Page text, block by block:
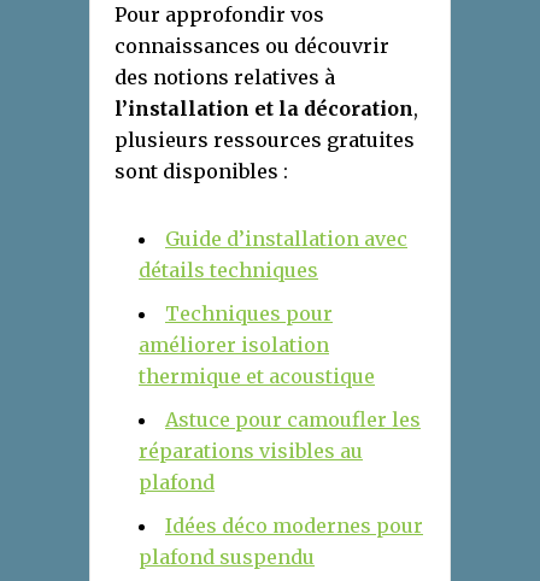
Pour approfondir vos
connaissances ou découvrir
des notions relatives à
l’installation et la décoration,
plusieurs ressources gratuites
sont disponibles :
Guide d’installation avec
détails techniques
Techniques pour
améliorer isolation
thermique et acoustique
Astuce pour camoufler les
réparations visibles au
plafond
Idées déco modernes pour
plafond suspendu